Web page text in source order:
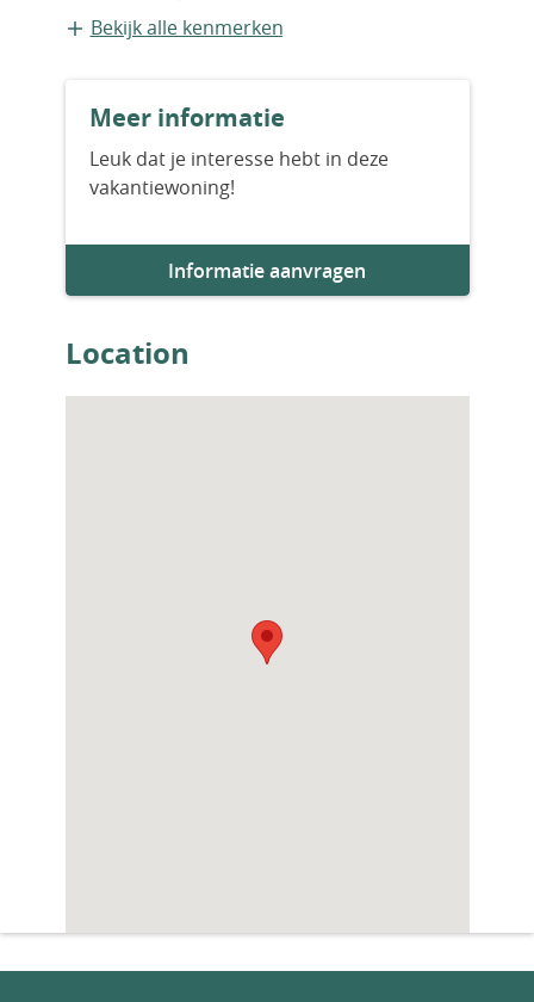
Appartement
Bestaande bouw
Bouwjaar
Aantal slaapkamers
Aantal badkamers
Bekijk alle kenmerken
Meer informatie
Leuk dat je interesse hebt in deze
vakantiewoning!
Informatie aanvragen
Location